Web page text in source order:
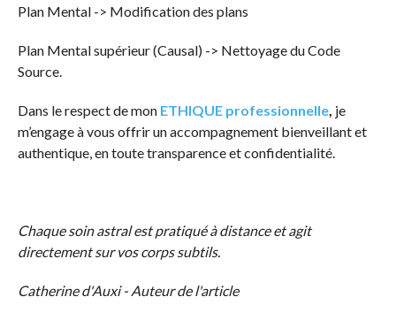
Plan Mental -> Modification des plans
Plan Mental supérieur (Causal) -> Nettoyage du Code
Source.
Dans le respect de mon ETHIQUE professionnelle, je
m’engage à vous offrir un accompagnement bienveillant et
authentique, en toute transparence et confidentialité.
Chaque soin astral est pratiqué à distance et agit
directement sur vos corps subtils.
Catherine d'Auxi - Auteur de l'article